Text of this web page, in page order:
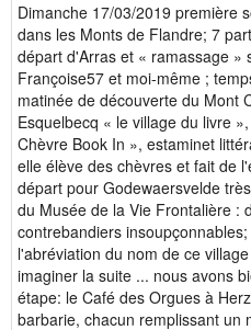
Dimanche 17/03/2019 première
dans les Monts de Flandre; 7
départ d'Arras et « ramassage »
Françoise57 et moi-même ;
matinée de découverte du Mont
Esquelbecq « le village du livre
Chèvre Book In », estaminet
elle élève des chèvres et fait de
départ pour Godewaersvelde
du Musée de la Vie Frontalière :
contrebandiers
l'abréviation du nom de ce
imaginer la suite ... nous avons
étape: le Café des Orgues à
barbarie, chacun remplissant un